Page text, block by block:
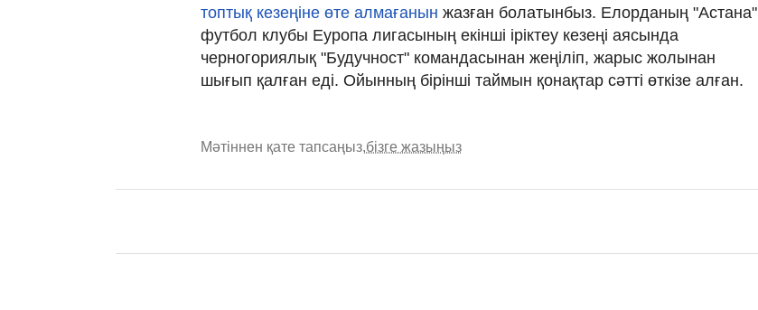
топтық кезеңіне өте алмағанын жазған болатынбыз. Елорданың "Астана"
футбол клубы Еуропа лигасының екінші іріктеу кезеңі аясында
черногориялық "Будучност" командасынан жеңіліп, жарыс жолынан
шығып қалған еді. Ойынның бірінші таймын қонақтар сәтті өткізе алған.
Мәтіннен қате тапсаңыз,бізге жазыңыз